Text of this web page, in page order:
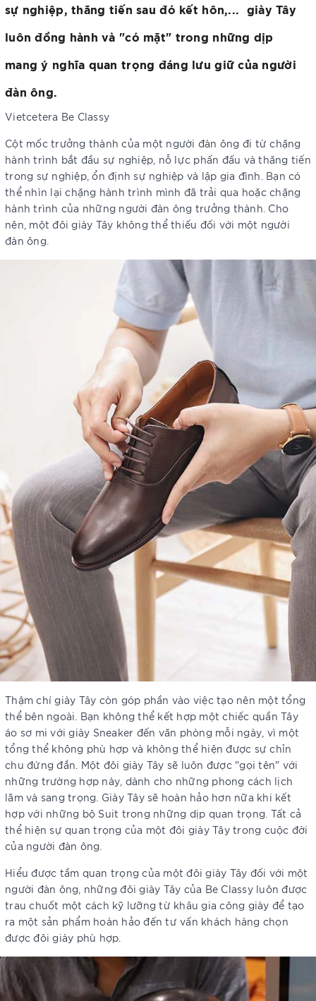
sự nghiệp, thăng tiến sau đó kết hôn,... giày Tây
luôn đồng hành và "có mặt" trong những dịp
mang ý nghĩa quan trọng đáng lưu giữ của người
đàn ông.
Vietcetera Be Classy
Cột mốc trưởng thành của một người đàn ông đi từ chặng
hành trình bắt đầu sự nghiệp, nỗ lực phấn đấu và thăng tiến
trong sự nghiệp, ổn định sự nghiệp và lập gia đình. Bạn có
thể nhìn lại chặng hành trình mình đã trải qua hoặc chặng
hành trình của những người đàn ông trưởng thành. Cho
nên, một đôi giày Tây không thể thiếu đối với một người
đàn ông.
Thậm chí giày Tây còn góp phần vào việc tạo nên một tổng
thể bên ngoài. Bạn không thể kết hợp một chiếc quần Tây
áo sơ mi với giày Sneaker đến văn phòng mỗi ngày, vì một
tổng thể không phù hợp và không thể hiện được sự chỉn
chu đứng đắn. Một đôi giày Tây sẽ luôn được "gọi tên" với
những trường hợp này, dành cho những phong cách lịch
lãm và sang trọng. Giày Tây sẽ hoàn hảo hơn nữa khi kết
hợp với những bộ Suit trong những dịp quan trọng. Tất cả
thể hiện sự quan trọng của một đôi giày Tây trong cuộc đời
của người đàn ông.
Hiểu được tầm quan trọng của một đôi giày Tây đối với một
người đàn ông, những đôi giày Tây của Be Classy luôn được
trau chuốt một cách kỹ lưỡng từ khâu gia công giày để tạo
ra một sản phẩm hoàn hảo đến tư vấn khách hàng chọn
được đôi giày phù hợp.